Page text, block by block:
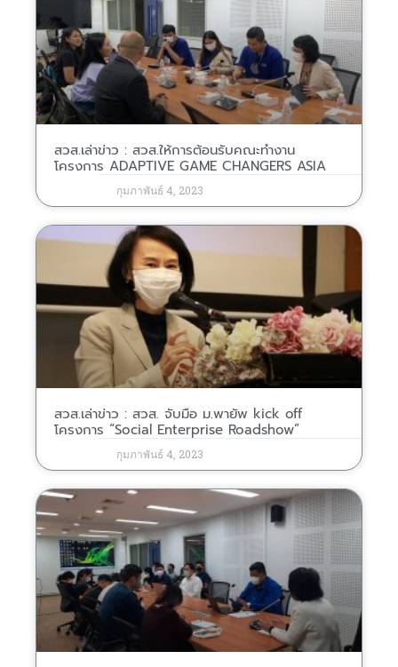
สวส.เล่าข่าว : สวส.ให้การต้อนรับคณะทำงาน
โครงการ ADAPTIVE GAME CHANGERS ASIA
กุมภาพันธ์ 4, 2023
สวส.เล่าข่าว : สวส. จับมือ ม.พายัพ kick off
โครงการ “Social Enterprise Roadshow”
กุมภาพันธ์ 4, 2023